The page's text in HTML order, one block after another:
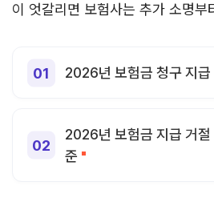
이 엇갈리면 보험사는 추가 소명부
2026년 보험금 청구 지급
2026년 보험금 지급 거절
준